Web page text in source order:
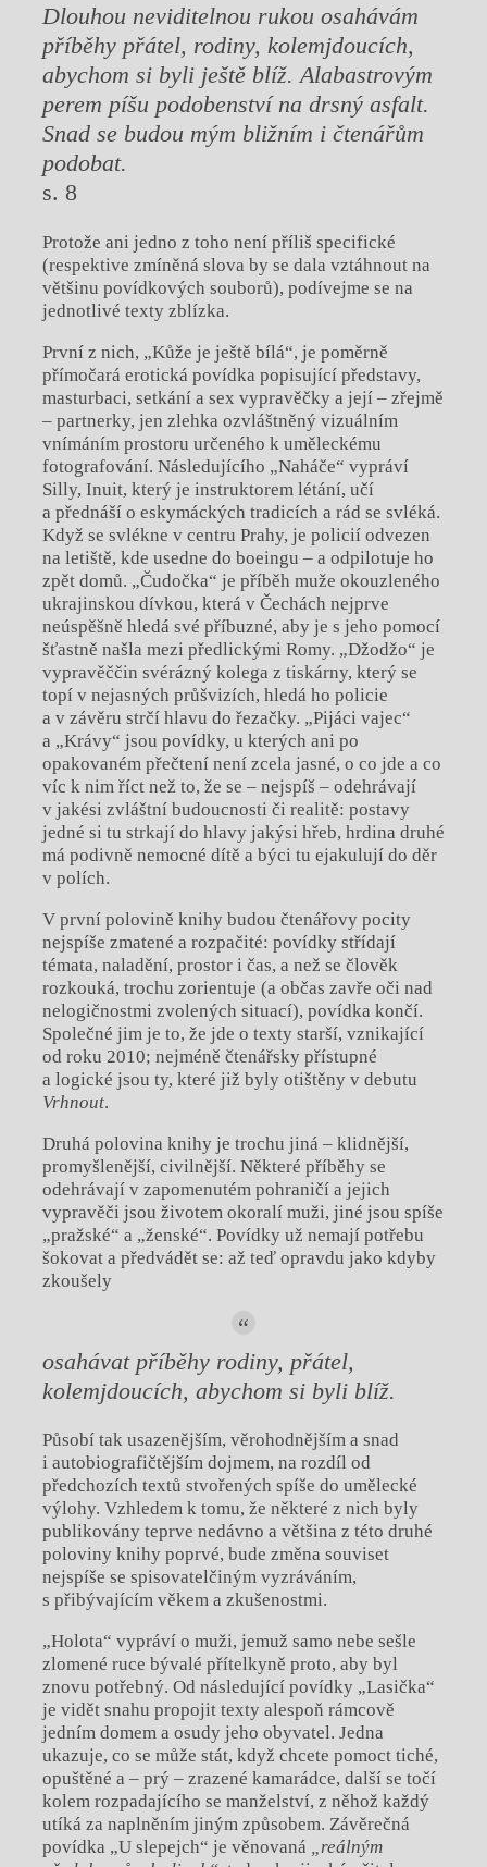
Dlouhou neviditelnou rukou osahávám
příběhy přátel, rodiny, kolemjdoucích,
abychom si byli ještě blíž. Alabastrovým
perem píšu podobenství na drsný asfalt.
Snad se budou mým bližním i čtenářům
podobat.
s. 8
Protože ani jedno z toho není příliš specifické
(respektive zmíněná slova by se dala vztáhnout na
většinu povídkových souborů), podívejme se na
jednotlivé texty zblízka.
První z nich, „Kůže je ještě bílá“, je poměrně
přímočará erotická povídka popisující představy,
masturbaci, setkání a sex vypravěčky a její – zřejmě
– partnerky, jen zlehka ozvláštněný vizuálním
vnímáním prostoru určeného k uměleckému
fotografování. Následujícího „Naháče“ vypráví
Silly, Inuit, který je instruktorem létání, učí
a přednáší o eskymáckých tradicích a rád se svléká.
Když se svlékne v centru Prahy, je policií odvezen
na letiště, kde usedne do boeingu – a odpilotuje ho
zpět domů. „Čudočka“ je příběh muže okouzleného
ukrajinskou dívkou, která v Čechách nejprve
neúspěšně hledá své příbuzné, aby je s jeho pomocí
šťastně našla mezi předlickými Romy. „Džodžo“ je
vypravěččin svérázný kolega z tiskárny, který se
topí v nejasných průšvizích, hledá ho policie
a v závěru strčí hlavu do řezačky. „Pijáci vajec“
a „Krávy“ jsou povídky, u kterých ani po
opakovaném přečtení není zcela jasné, o co jde a co
víc k nim říct než to, že se – nejspíš – odehrávají
v jakési zvláštní budoucnosti či realitě: postavy
jedné si tu strkají do hlavy jakýsi hřeb, hrdina druhé
má podivně nemocné dítě a býci tu ejakulují do děr
v polích.
V první polovině knihy budou čtenářovy pocity
nejspíše zmatené a rozpačité: povídky střídají
témata, naladění, prostor i čas, a než se člověk
rozkouká, trochu zorientuje (a občas zavře oči nad
nelogičnostmi zvolených situací), povídka končí.
Společné jim je to, že jde o texty starší, vznikající
od roku 2010; nejméně čtenářsky přístupné
a logické jsou ty, které již byly otištěny v debutu
Vrhnout.
Druhá polovina knihy je trochu jiná – klidnější,
promyšlenější, civilnější. Některé příběhy se
odehrávají v zapomenutém pohraničí a jejich
vypravěči jsou životem okoralí muži, jiné jsou spíše
„pražské“ a „ženské“. Povídky už nemají potřebu
šokovat a předvádět se: až teď opravdu jako kdyby
zkoušely
osahávat příběhy rodiny, přátel,
kolemjdoucích, abychom si byli blíž.
Působí tak usazenějším, věrohodnějším a snad
i autobiografičtějším dojmem, na rozdíl od
předchozích textů stvořených spíše do umělecké
výlohy. Vzhledem k tomu, že některé z nich byly
publikovány teprve nedávno a většina z této druhé
poloviny knihy poprvé, bude změna souviset
nejspíše se spisovatelčiným vyzráváním,
s přibývajícím věkem a zkušenostmi.
„Holota“ vypráví o muži, jemuž samo nebe sešle
zlomené ruce bývalé přítelkyně proto, aby byl
znovu potřebný. Od následující povídky „Lasička“
je vidět snahu propojit texty alespoň rámcově
jedním domem a osudy jeho obyvatel. Jedna
ukazuje, co se může stát, když chcete pomoct tiché,
opuštěné a – prý – zrazené kamarádce, další se točí
kolem rozpadajícího se manželství, z něhož každý
utíká za naplněním jiným způsobem. Závěrečná
povídka „U slepejch“ je věnovaná „reálným